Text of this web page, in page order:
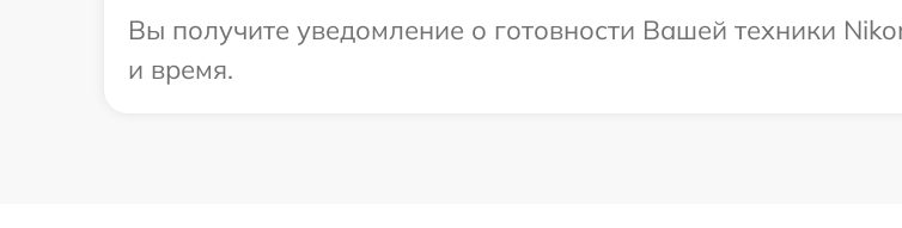
Вы получите уведомление о готовности Вашей техники
и время.